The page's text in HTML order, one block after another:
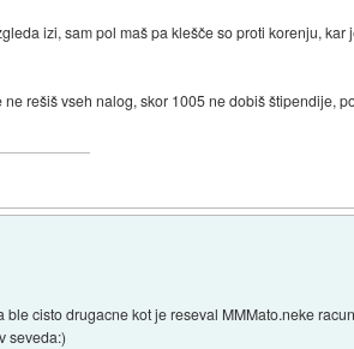
izi, sam pol maš pa klešče so proti korenju,
rešiš vseh nalog, skor 1005 ne dobiš štipendije,
cisto drugacne kot je reseval MMMato.neke
seveda:)